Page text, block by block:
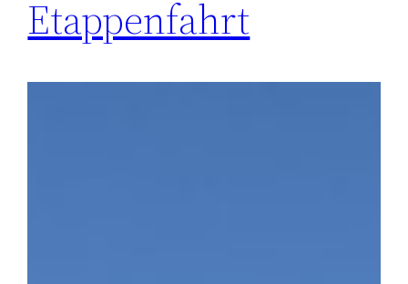
Etappenfahrt